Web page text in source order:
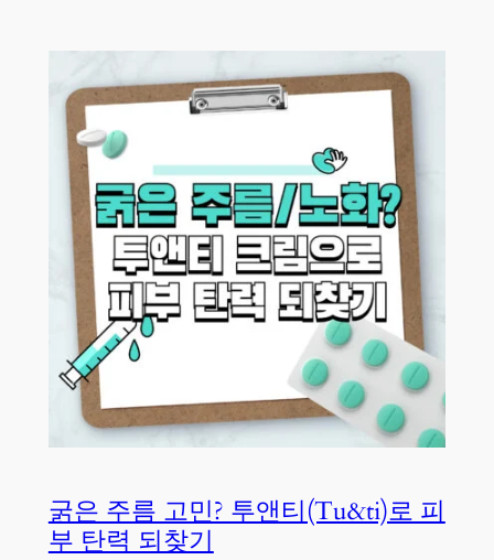
굵은 주름 고민? 투앤티(Tu&ti)로 피
부 탄력 되찾기